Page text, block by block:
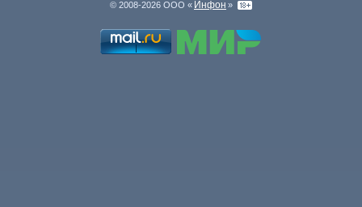
© 2008-2026 ООО « Инфон »